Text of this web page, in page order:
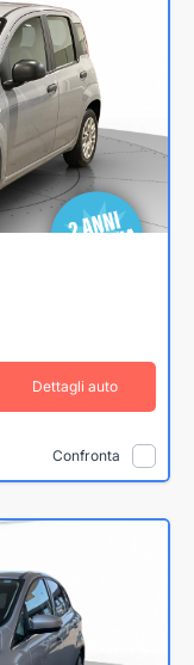
Dettagli auto
Confronta